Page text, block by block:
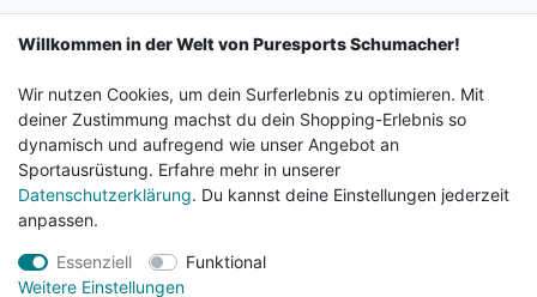
Impressum Daten­schutz­erklärung AGB
Barrierefreiheitserklärung Widerrufs­recht
Vertrag widerrufen Kontakt
© 2024 Surf & Sportshop Schumacher. Alle Rechte
Willkommen in der Welt von Puresports Schumacher!
Wir nutzen Cookies, um dein Surferlebnis zu optimieren. Mit
deiner Zustimmung machst du dein Shopping-Erlebnis so
dynamisch und aufregend wie unser Angebot an
Sportausrüstung. Erfahre mehr in unserer
Datenschutzerklärung. Du kannst deine Einstellungen jederzeit
anpassen.
Essenziell
Funktional
Weitere Einstellungen